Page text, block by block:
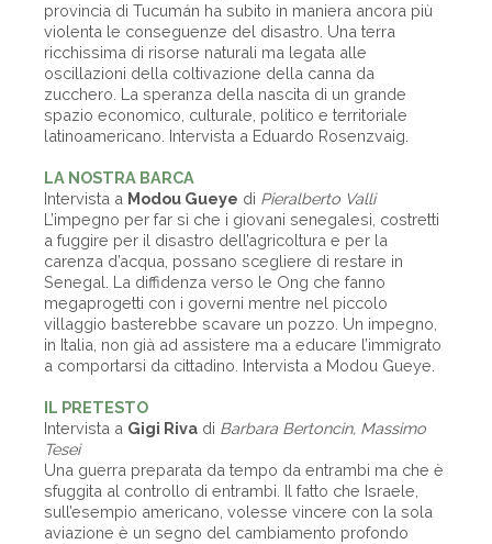
provincia di Tucumán ha subito in maniera ancora più
violenta le conseguenze del disastro. Una terra
ricchissima di risorse naturali ma legata alle
oscillazioni della coltivazione della canna da
zucchero. La speranza della nascita di un grande
spazio economico, culturale, politico e territoriale
latinoamericano. Intervista a Eduardo Rosenzvaig.
LA NOSTRA BARCA
Intervista a Modou Gueye di Pieralberto Valli
L’impegno per far sì che i giovani senegalesi, costretti
a fuggire per il disastro dell’agricoltura e per la
carenza d’acqua, possano scegliere di restare in
Senegal. La diffidenza verso le Ong che fanno
megaprogetti con i governi mentre nel piccolo
villaggio basterebbe scavare un pozzo. Un impegno,
in Italia, non già ad assistere ma a educare l’immigrato
a comportarsi da cittadino. Intervista a Modou Gueye.
IL PRETESTO
Intervista a Gigi Riva di Barbara Bertoncin, Massimo
Tesei
Una guerra preparata da tempo da entrambi ma che è
sfuggita al controllo di entrambi. Il fatto che Israele,
sull’esempio americano, volesse vincere con la sola
aviazione è un segno del cambiamento profondo